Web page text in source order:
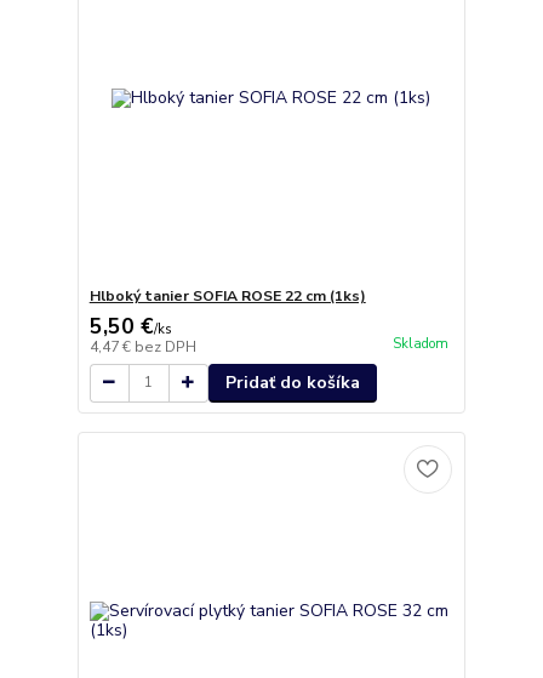
Hlboký tanier SOFIA ROSE 22 cm (1ks)
5,50 €/ks
4,47 € bez DPH Skladom
Pridať do košíka